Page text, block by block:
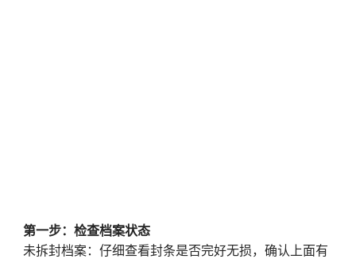
第一步：检查档案状态
未拆封档案：仔细查看封条是否完好无损，确认上面有